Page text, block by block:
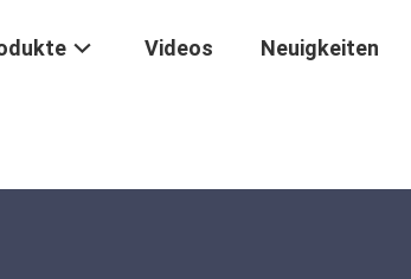
Videos Neuigkeiten